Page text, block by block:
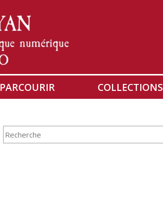
PARCOURIR COLLECTIONS